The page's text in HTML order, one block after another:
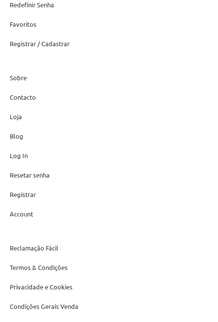
Redefinir Senha
Favoritos
Registrar / Cadastrar
Sobre
Contacto
Loja
Blog
Log In
Resetar senha
Registrar
Account
Reclamação Fácil
Termos & Condições
Privacidade e Cookies
Condições Gerais Venda